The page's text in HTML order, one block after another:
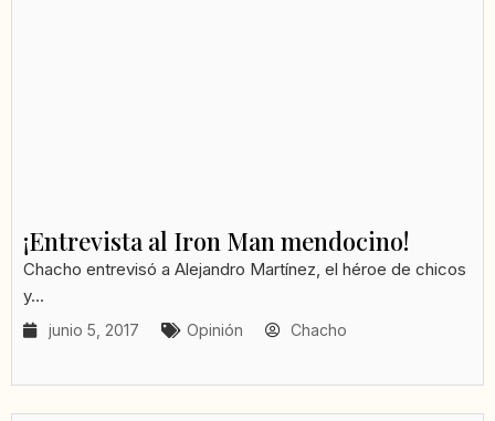
¡Entrevista al Iron Man mendocino!
Chacho entrevisó a Alejandro Martínez, el héroe de chicos
y...
junio 5, 2017 Opinión Chacho